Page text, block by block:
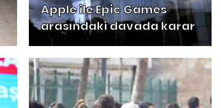
Apple ile Epic Games
arasındaki davada karar